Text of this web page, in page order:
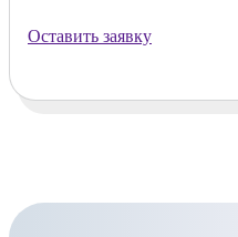
Оставить заявку